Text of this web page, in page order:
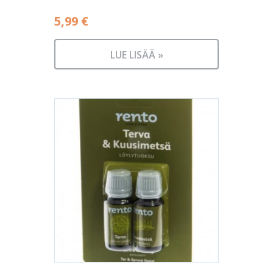
5,99 €
LUE LISÄÄ »